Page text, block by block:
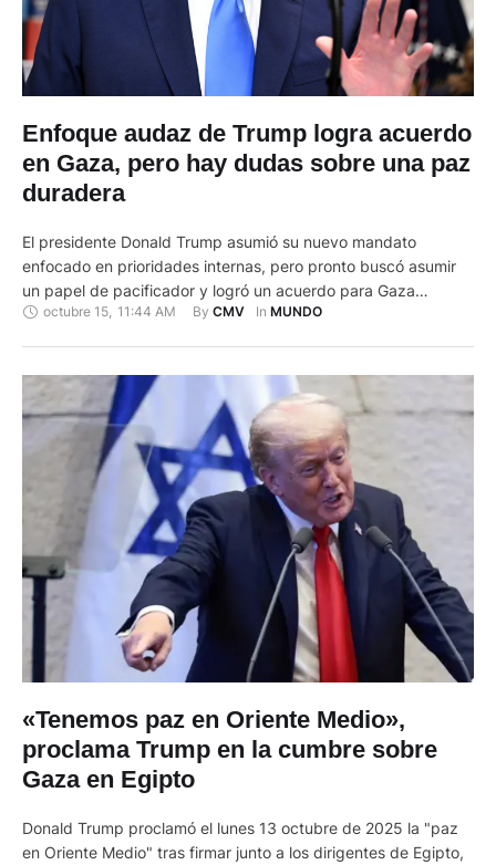
Enfoque audaz de Trump logra acuerdo
en Gaza, pero hay dudas sobre una paz
duradera
El presidente Donald Trump asumió su nuevo mandato
enfocado en prioridades internas, pero pronto buscó asumir
un papel de pacificador y logró un acuerdo para Gaza
aclamado en el mundo. En septiembre de 1993 fue Bill Clinton
octubre 15 11:44 AM By CMV In MUNDO
«Tenemos paz en Oriente Medio»,
proclama Trump en la cumbre sobre
Gaza en Egipto
Donald Trump proclamó el lunes 13 octubre de 2025 la "paz
en Oriente Medio" tras firmar junto a los dirigentes de Egipto,